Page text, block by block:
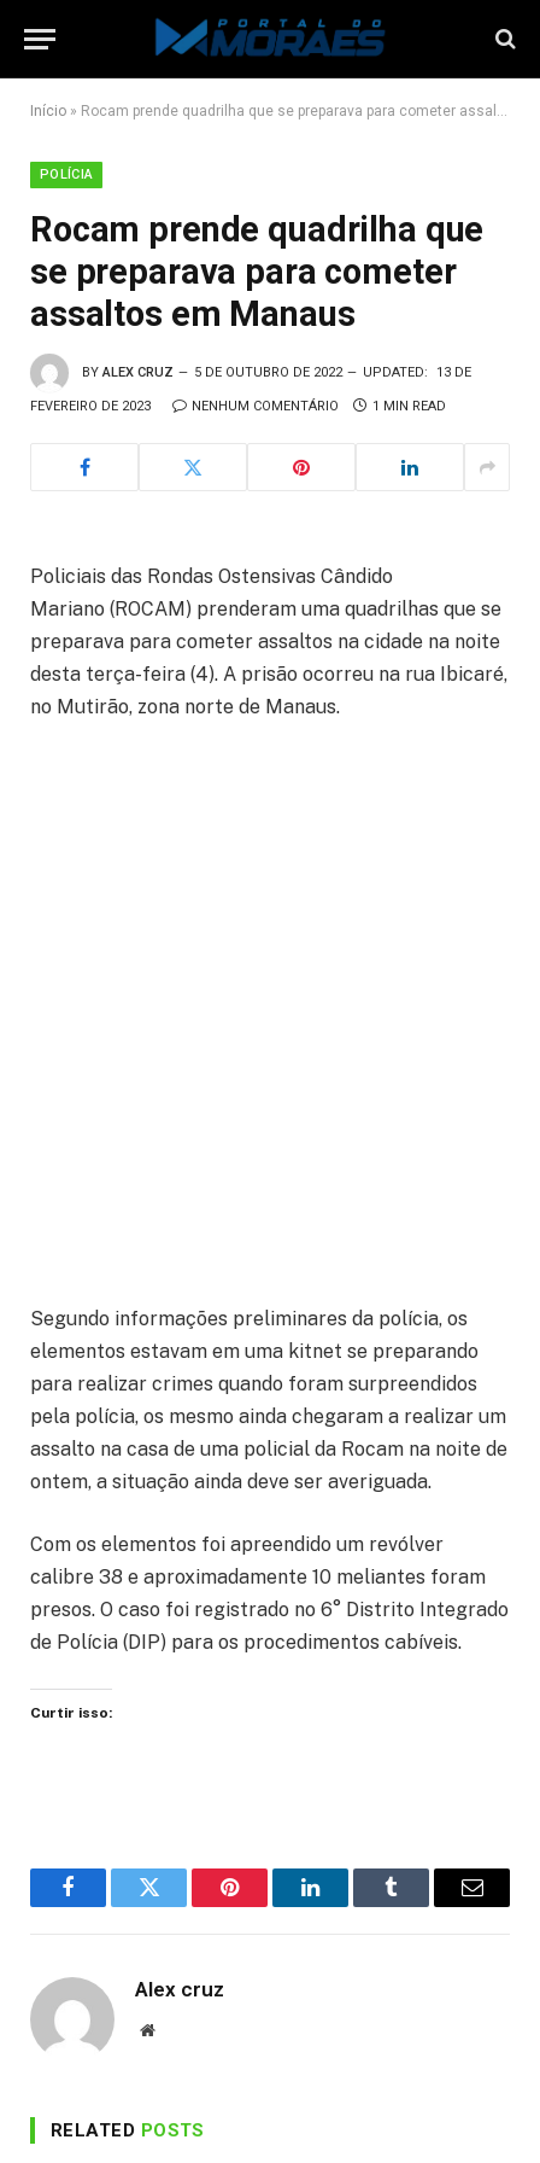
Início » Rocam prende quadrilha que se preparava para cometer assaltos em Manaus
POLÍCIA
Rocam prende quadrilha que
se preparava para cometer
assaltos em Manaus
BY ALEX CRUZ 5 DE OUTUBRO DE 2022 UPDATED: 13 DE
FEVEREIRO DE 2023 NENHUM COMENTÁRIO 1 MIN READ
Policiais das Rondas Ostensivas Cândido
Mariano (ROCAM) prenderam uma quadrilhas que se
preparava para cometer assaltos na cidade na noite
desta terça-feira (4). A prisão ocorreu na rua Ibicaré,
no Mutirão, zona norte de Manaus.
Segundo informações preliminares da polícia, os
elementos estavam em uma kitnet se preparando
para realizar crimes quando foram surpreendidos
pela polícia, os mesmo ainda chegaram a realizar um
assalto na casa de uma policial da Rocam na noite de
ontem, a situação ainda deve ser averiguada.
Com os elementos foi apreendido um revólver
calibre 38 e aproximadamente 10 meliantes foram
presos. O caso foi registrado no 6° Distrito Integrado
de Polícia (DIP) para os procedimentos cabíveis.
Curtir isso:
FacebookTwitter Pinterest LinkedInTumblr Email
Alex cruz
Website
RELATED POSTS